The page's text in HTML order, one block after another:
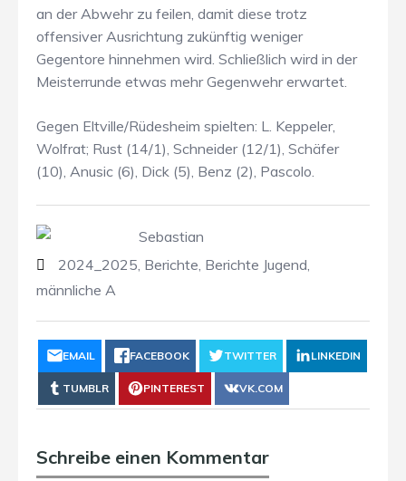
an der Abwehr zu feilen, damit diese trotz
offensiver Ausrichtung zukünftig weniger
Gegentore hinnehmen wird. Schließlich wird in der
Meisterrunde etwas mehr Gegenwehr erwartet.
Gegen Eltville/Rüdesheim spielten: L. Keppeler,
Wolfrat; Rust (14/1), Schneider (12/1), Schäfer
(10), Anusic (6), Dick (5), Benz (2), Pascolo.
Sebastian
2024_2025 Berichte Berichte Jugend
männliche A
EMAIL FACEBOOK TWITTER LINKEDIN
TUMBLR PINTEREST VK.COM
Schreibe einen Kommentar